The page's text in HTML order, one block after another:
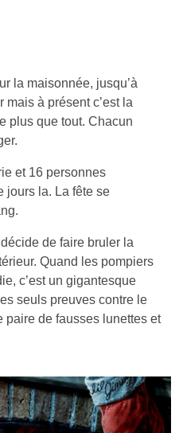
la maisonnée, jusqu’à
mais à présent c’est la
plus que tout. Chacun
et 16 personnes
jours la. La fête se
de faire bruler la
Quand les pompiers
c’est un gigantesque
seuls preuves contre le
paire de fausses lunettes et